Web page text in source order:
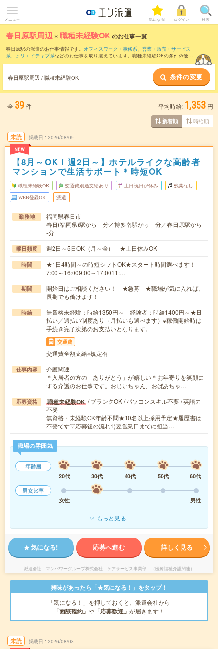
メニュー 気になる! ログイン 検索
春日原駅周辺 ×職種未経験OK のお仕事一覧
春日原駅の派遣のお仕事情報です。 オフィスワーク・事務系、 営業・販売・サービス
系、 クリエイティブ系などのお仕事を取り揃えています。職種未経験OKの条件の他
春日原駅周辺 / 職種未経験OK 条件の変更
全 39件 平均時給: 1,353 円
新着順 時給順
未読
NEW
掲載日 2026/08/09
【8月～OK！週2日～】ホテルライクな高齢者
マンションで生活サポート＊時短OK
職種未経験OK 交通費別途支給あり 土日祝日が休み 残業なし
WEB登録OK 派遣
勤務地
福岡県春日市
春日(福岡県)駅から---分／博多南駅から---分／春日原駅から--
-分
曜日頻度 週2日～5日OK（月～金） ★土日休みOK
時間
★1日4時間～の時短シフトOK★スタート時間選べます！
7:00～16:009:00～17:0011:…
期間
開始日はご相談ください！ ★急募 ★職場が気に入れば、
長期でも働けます！
時給
無資格未経験：時給1350円～ 経験者：時給1400円～★日
払い／週払い制度あり（月払いも選べます）※稼働開始時は
手続き完了次第のお支払いとなります。
交通費
交通費全額支給※規定有
仕事内容
介護関連
＊入居者の方の「ありがとう」が嬉しい＊お年寄りを笑顔に
する介護のお仕事です。おじいちゃん、おばあちゃ…
応募資格 職種未経験OK / ブランクOK / パソコンスキル不要 / 英語力
不要
無資格・未経験OK年齢不問★10名以上採用予定★履歴書は
不要です▽応募後の流れ1)翌営業日までに担当…
職場の雰囲気
年齢層
20代
30代 40代 50代
60代
男女比率
女性
男性
もっと見る
気になる! 応募へ進む 詳しく見る
派遣会社 マンパワーグループ株式会社 ケアサービス事業部 （医療福祉介護関連）
興味があったら「★気になる！」をタップ！
「気になる！」を押しておくと、派遣会社から
「面談確約」 や 「応募歓迎」 が届きます！
未読 掲載日 2026/08/08